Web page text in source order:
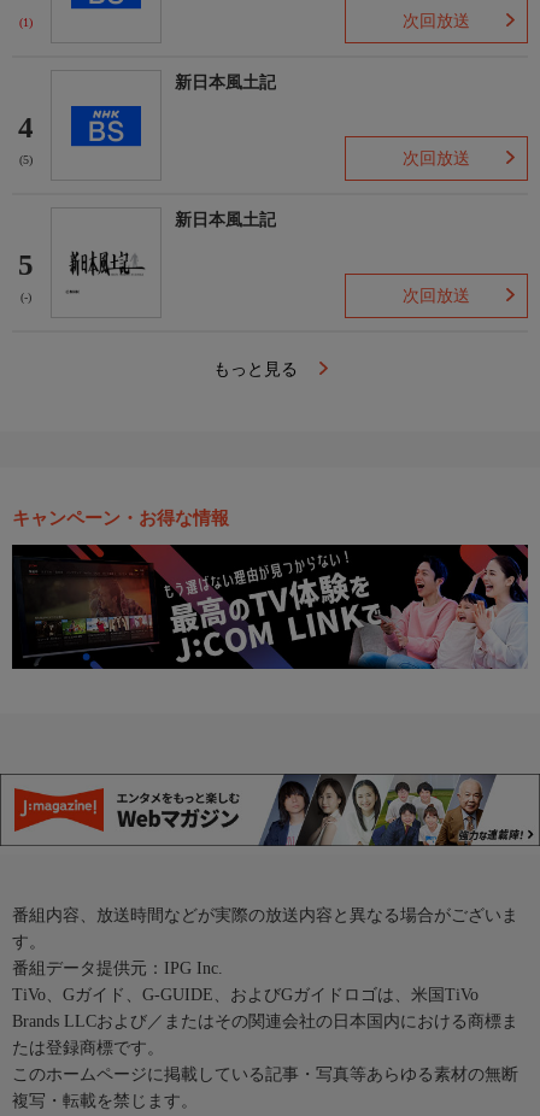
(1) 次回放送
4
(5)
新日本風土記
次回放送
5
(-)
新日本風土記
次回放送
もっと見る
キャンペーン・お得な情報
番組内容、放送時間などが実際の放送内容と異なる場合がございま
す。
番組データ提供元：IPG Inc.
TiVo、Gガイド、G-GUIDE、およびGガイドロゴは、米国TiVo
Brands LLCおよび／またはその関連会社の日本国内における商標ま
たは登録商標です。
このホームページに掲載している記事・写真等あらゆる素材の無断
複写・転載を禁じます。